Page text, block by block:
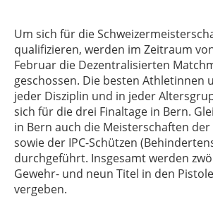
Um sich für die
qualifizieren, werden im Zeitraum
Februar die Dezentralisierten
geschossen. Die besten Athletinnen
jeder Disziplin und in jeder
sich für die drei Finaltage in Bern.
in Bern auch die Meisterschaften
sowie der IPC-Schützen
durchgeführt. Insgesamt werden
Gewehr- und neun Titel in den
vergeben.